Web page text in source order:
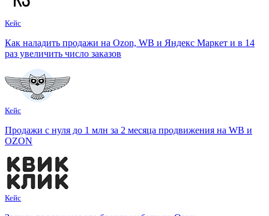
Кейс
Как наладить продажи на Ozon, WB и Яндекс Маркет и в 14
раз увеличить число заказов
Кейс
Продажи с нуля до 1 млн за 2 месяца продвижения на WB и
OZON
Кейс